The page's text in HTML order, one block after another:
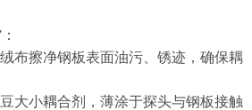
：
擦净钢板表面油污、锈迹，确保耦
小耦合剂，薄涂于探头与钢板接触